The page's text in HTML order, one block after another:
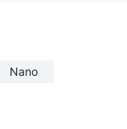
Nano